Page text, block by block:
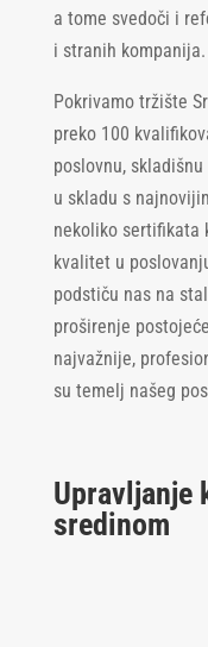
a tome svedoči i
i stranih kompanija.
Pokrivamo tržište
preko 100
poslovnu,
u skladu s
nekoliko sertifikata
kvalitet u
podstiču nas na
proširenje
najvažnije,
su temelj našeg
Upravljanje
sredinom